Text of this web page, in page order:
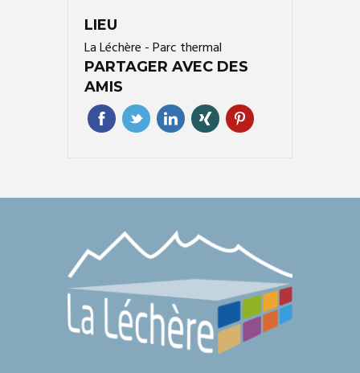
LIEU
La Léchère - Parc thermal
PARTAGER AVEC DES
AMIS